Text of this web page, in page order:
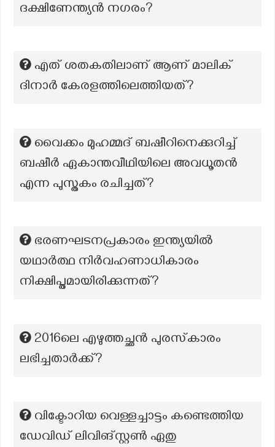
ദക്ഷിണേന്ത്യൻ നഗരം?
എത് ശതകതിലാണ് ആണ് മാലിക്
ദിനാര്‍ കേരളത്തിലെത്തിയത്?
വൈക്കം മുഹമ്മദ് ബഷീറിനെക്കുറിച്ച്
ബഷീര്‍ ഏകാന്തവീഥിയിലെ അവധൂതന്‍
എന്ന പുസ്തകം രചിച്ചത്?
ഭരണഘടനപ്രകാരം ഇന്ത്യയിൽ
യഥാർത്ഥ നിർവഹണാധികാരം
നിക്ഷിപ്തമായിരിക്കുന്നത്?
2016ലെ എഴുത്തച്ഛൻ പുരസ്‌കാരം
ലഭിച്ചതാർക്ക്?
വിക്ടോറിയ വെള്ളച്ചാട്ടം കണ്ടെത്തിയ
ഡേവിഡ് ലിവിങ്സ്റ്റൺ ഏതു